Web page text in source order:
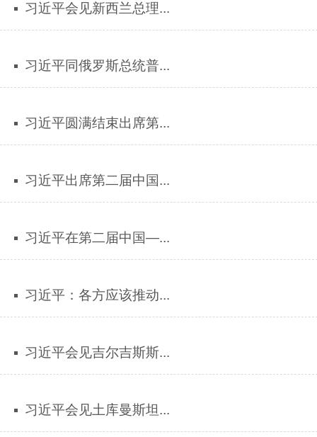
习近平会见新西兰总理...
习近平同俄罗斯总统普...
习近平圆满结束出席第...
习近平出席第二届中国...
习近平在第二届中国—...
习近平：各方应该推动...
习近平会见吉尔吉斯斯...
习近平会见土库曼斯坦...